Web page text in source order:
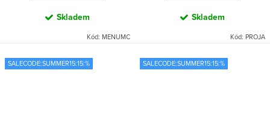
Skladem
Kód: MENUMC
Skladem
Kód: PROJA
SALECODE:SUMMER15:15:% SALECODE:SUMMER15:15:%